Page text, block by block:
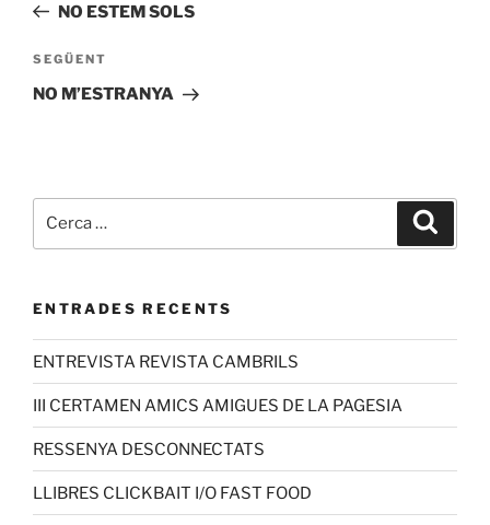
NO ESTEM SOLS
SEGÜENT
NO M’ESTRANYA
ENTRADES RECENTS
ENTREVISTA REVISTA CAMBRILS
III CERTAMEN AMICS AMIGUES DE LA PAGESIA
RESSENYA DESCONNECTATS
LLIBRES CLICKBAIT I/O FAST FOOD